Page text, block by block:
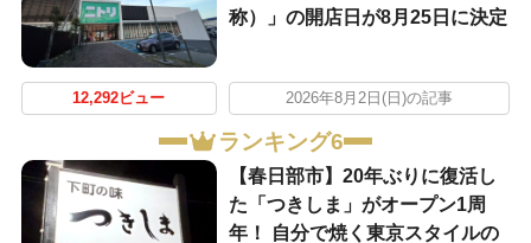
称）」の開店日が8月25日に決定
12,292ビュー 2026年8月2日(日)の記事
ランキング6
【春日部市】20年ぶりに復活し
た「つきしま」がオープン1周
年！ 自分で焼く東京スタイルの